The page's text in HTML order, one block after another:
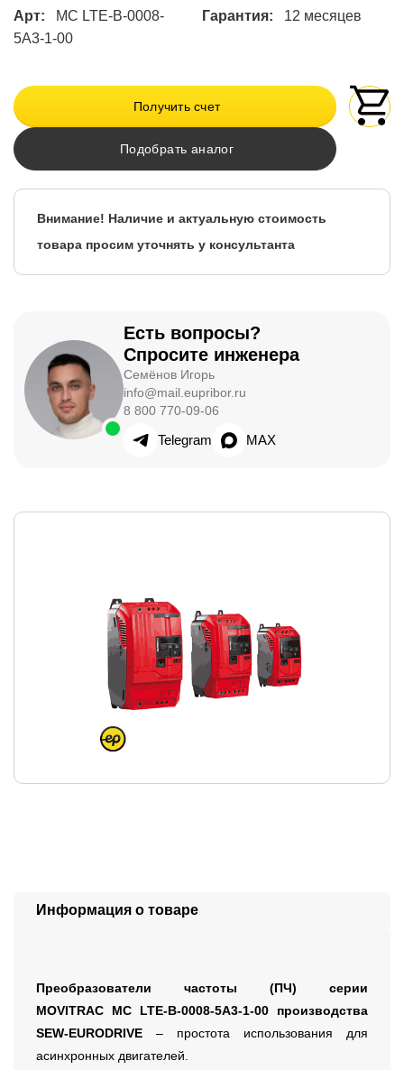
Арт:
MC LTE-B-0008-
5A3-1-00
Гарантия: 12 месяцев
Получить счет
Подобрать аналог
Внимание! Наличие и актуальную стоимость
товара просим уточнять у консультанта
Есть вопросы?
Спросите инженера
Семёнов Игорь
info@mail.eupribor.ru
8 800 770-09-06
Telegram MAX
Информация о товаре
Преобразователи частоты (ПЧ) серии
MOVITRAC MC LTE-B-0008-5A3-1-00 производства
SEW-EURODRIVE – простота использования для
асинхронных двигателей.